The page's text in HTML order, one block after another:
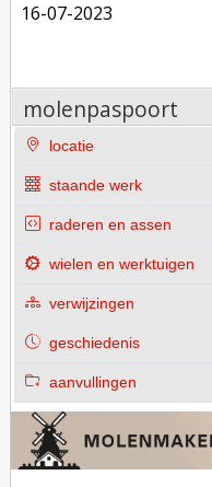
16-07-2023
molenpaspoort
locatie
staande werk
raderen en assen
wielen en werktuigen
verwijzingen
geschiedenis
aanvullingen